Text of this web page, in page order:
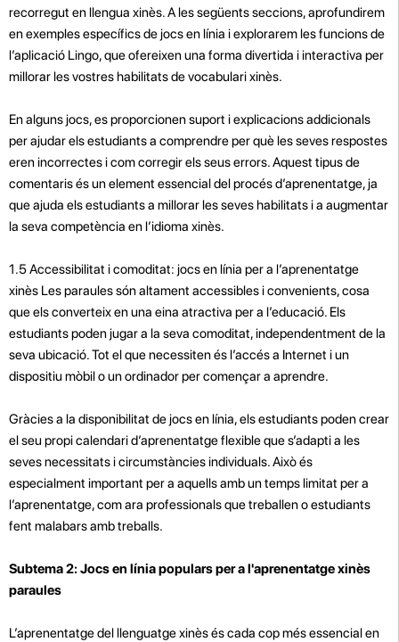
recorregut en llengua xinès. A les següents seccions, aprofundirem
en exemples específics de jocs en línia i explorarem les funcions de
l’aplicació Lingo, que ofereixen una forma divertida i interactiva per
millorar les vostres habilitats de vocabulari xinès.
En alguns jocs, es proporcionen suport i explicacions addicionals
per ajudar els estudiants a comprendre per què les seves respostes
eren incorrectes i com corregir els seus errors. Aquest tipus de
comentaris és un element essencial del procés d’aprenentatge, ja
que ajuda els estudiants a millorar les seves habilitats i a augmentar
la seva competència en l’idioma xinès.
1.5 Accessibilitat i comoditat: jocs en línia per a l’aprenentatge
xinès Les paraules són altament accessibles i convenients, cosa
que els converteix en una eina atractiva per a l’educació. Els
estudiants poden jugar a la seva comoditat, independentment de la
seva ubicació. Tot el que necessiten és l’accés a Internet i un
dispositiu mòbil o un ordinador per començar a aprendre.
Gràcies a la disponibilitat de jocs en línia, els estudiants poden crear
el seu propi calendari d’aprenentatge flexible que s’adapti a les
seves necessitats i circumstàncies individuals. Això és
especialment important per a aquells amb un temps limitat per a
l’aprenentatge, com ara professionals que treballen o estudiants
fent malabars amb treballs.
Subtema 2: Jocs en línia populars per a l'aprenentatge xinès
paraules
L’aprenentatge del llenguatge xinès és cada cop més essencial en